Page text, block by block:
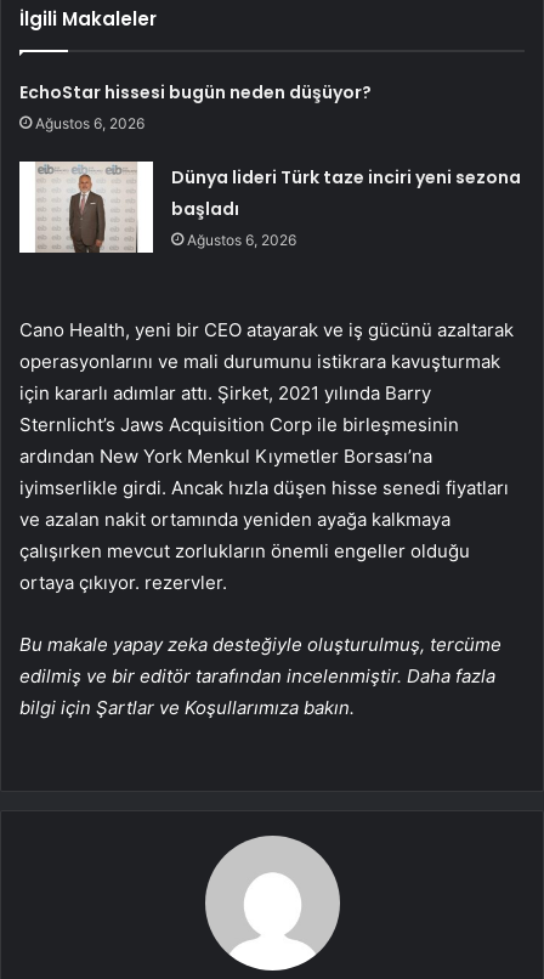
İlgili Makaleler
EchoStar hissesi bugün neden düşüyor?
Ağustos 6, 2026
Dünya lideri Türk taze inciri yeni sezona
başladı
Ağustos 6, 2026
Cano Health, yeni bir CEO atayarak ve iş gücünü azaltarak
operasyonlarını ve mali durumunu istikrara kavuşturmak
için kararlı adımlar attı. Şirket, 2021 yılında Barry
Sternlicht’s Jaws Acquisition Corp ile birleşmesinin
ardından New York Menkul Kıymetler Borsası’na
iyimserlikle girdi. Ancak hızla düşen hisse senedi fiyatları
ve azalan nakit ortamında yeniden ayağa kalkmaya
çalışırken mevcut zorlukların önemli engeller olduğu
ortaya çıkıyor. rezervler.
Bu makale yapay zeka desteğiyle oluşturulmuş, tercüme
edilmiş ve bir editör tarafından incelenmiştir. Daha fazla
bilgi için Şartlar ve Koşullarımıza bakın.